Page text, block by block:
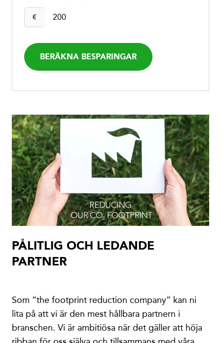
€
BERÄKNA BESPARINGAR
PÅLITLIG OCH LEDANDE
PARTNER
Som ”the footprint reduction company” kan ni
lita på att vi är den mest hållbara partnern i
branschen. Vi är ambitiösa när det gäller att höja